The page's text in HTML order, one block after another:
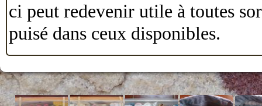
ci peut redevenir utile à toutes
puisé dans ceux disponibles.
Bien sûr, un carnet peut aussi
la question de son utilité lors